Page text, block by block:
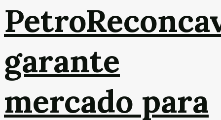
garante
mercado para